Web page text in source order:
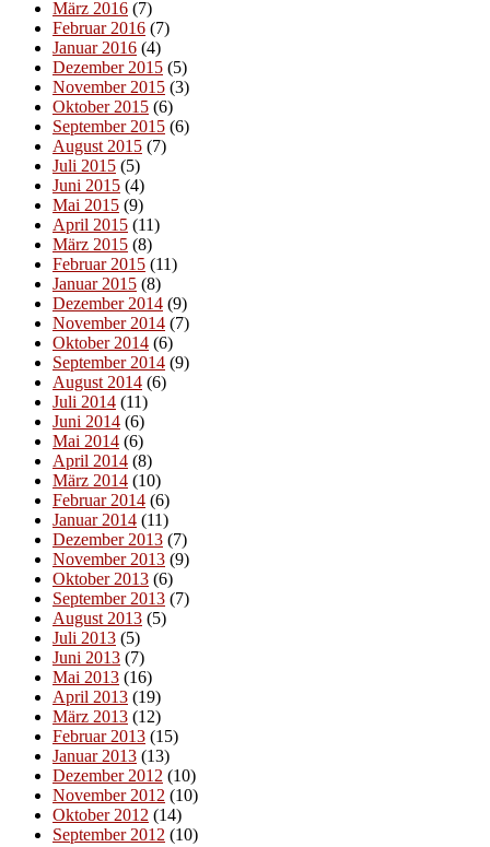
März 2016 (7)
Februar 2016 (7)
Januar 2016 (4)
Dezember 2015 (5)
November 2015 (3)
Oktober 2015 (6)
September 2015 (6)
August 2015 (7)
Juli 2015 (5)
Juni 2015 (4)
Mai 2015 (9)
April 2015 (11)
März 2015 (8)
Februar 2015 (11)
Januar 2015 (8)
Dezember 2014 (9)
November 2014 (7)
Oktober 2014 (6)
September 2014 (9)
August 2014 (6)
Juli 2014 (11)
Juni 2014 (6)
Mai 2014 (6)
April 2014 (8)
März 2014 (10)
Februar 2014 (6)
Januar 2014 (11)
Dezember 2013 (7)
November 2013 (9)
Oktober 2013 (6)
September 2013 (7)
August 2013 (5)
Juli 2013 (5)
Juni 2013 (7)
Mai 2013 (16)
April 2013 (19)
März 2013 (12)
Februar 2013 (15)
Januar 2013 (13)
Dezember 2012 (10)
November 2012 (10)
Oktober 2012 (14)
September 2012 (10)